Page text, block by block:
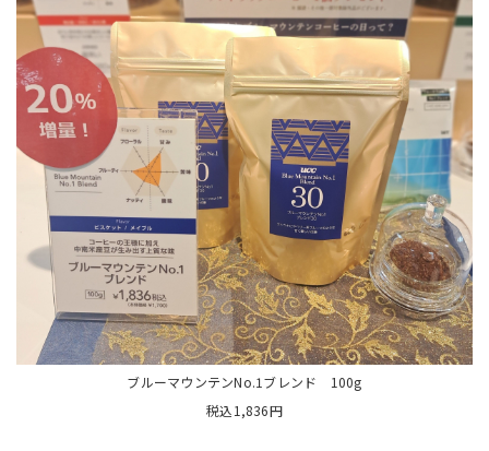
ブルーマウンテンNo.1ブレンド 100g
税込1,836円